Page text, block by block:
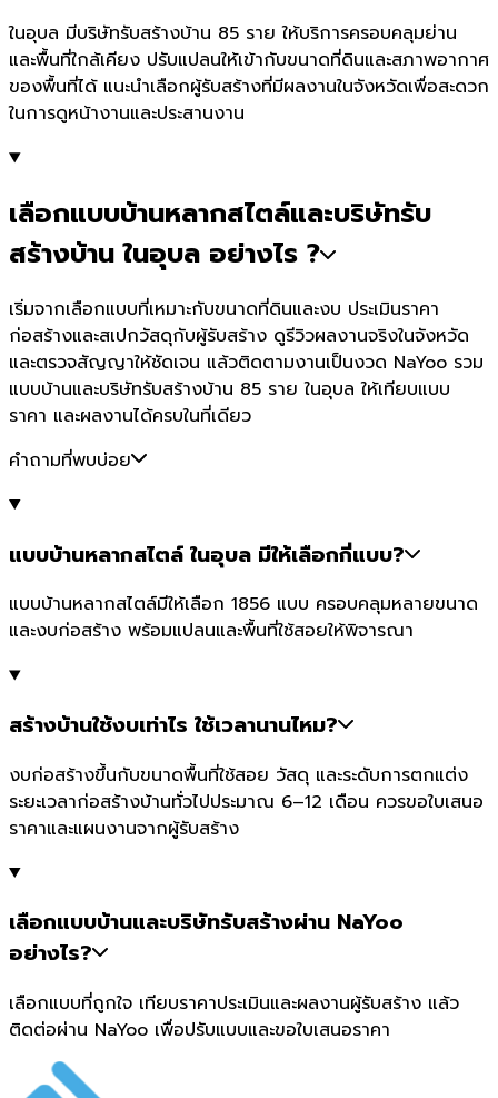
ในอุบล มีบริษัทรับสร้างบ้าน 85 ราย ให้บริการครอบคลุมย่าน
และพื้นที่ใกล้เคียง ปรับแปลนให้เข้ากับขนาดที่ดินและสภาพอากาศ
ของพื้นที่ได้ แนะนำเลือกผู้รับสร้างที่มีผลงานในจังหวัดเพื่อสะดวก
ในการดูหน้างานและประสานงาน
เลือกแบบบ้านหลากสไตล์และบริษัทรับ
สร้างบ้าน ในอุบล อย่างไร ?
เริ่มจากเลือกแบบที่เหมาะกับขนาดที่ดินและงบ ประเมินราคา
ก่อสร้างและสเปกวัสดุกับผู้รับสร้าง ดูรีวิวผลงานจริงในจังหวัด
และตรวจสัญญาให้ชัดเจน แล้วติดตามงานเป็นงวด NaYoo รวม
แบบบ้านและบริษัทรับสร้างบ้าน 85 ราย ในอุบล ให้เทียบแบบ
ราคา และผลงานได้ครบในที่เดียว
คำถามที่พบบ่อย
แบบบ้านหลากสไตล์ ในอุบล มีให้เลือกกี่แบบ?
แบบบ้านหลากสไตล์มีให้เลือก 1856 แบบ ครอบคลุมหลายขนาด
และงบก่อสร้าง พร้อมแปลนและพื้นที่ใช้สอยให้พิจารณา
สร้างบ้านใช้งบเท่าไร ใช้เวลานานไหม?
งบก่อสร้างขึ้นกับขนาดพื้นที่ใช้สอย วัสดุ และระดับการตกแต่ง
ระยะเวลาก่อสร้างบ้านทั่วไปประมาณ 6–12 เดือน ควรขอใบเสนอ
ราคาและแผนงานจากผู้รับสร้าง
เลือกแบบบ้านและบริษัทรับสร้างผ่าน NaYoo
อย่างไร?
เลือกแบบที่ถูกใจ เทียบราคาประเมินและผลงานผู้รับสร้าง แล้ว
ติดต่อผ่าน NaYoo เพื่อปรับแบบและขอใบเสนอราคา